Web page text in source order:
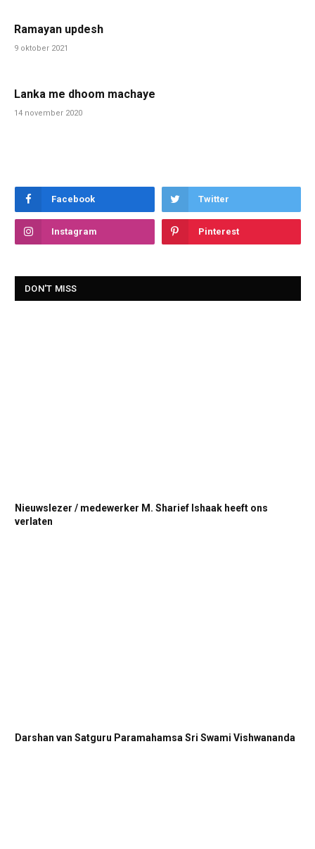
Ramayan updesh
9 oktober 2021
Lanka me dhoom machaye
14 november 2020
Facebook Twitter
Instagram Pinterest
DON'T MISS
Nieuwslezer / medewerker M. Sharief Ishaak heeft ons
verlaten
Darshan van Satguru Paramahamsa Sri Swami Vishwananda